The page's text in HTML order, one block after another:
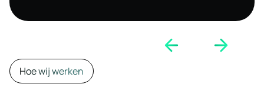
Hoe wij werken